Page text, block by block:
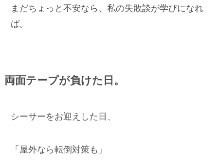
まだちょっと不安なら、私の失敗談が学びになれ
ば。
両面テープが負けた日。
シーサーをお迎えした日、
「屋外なら転倒対策も」